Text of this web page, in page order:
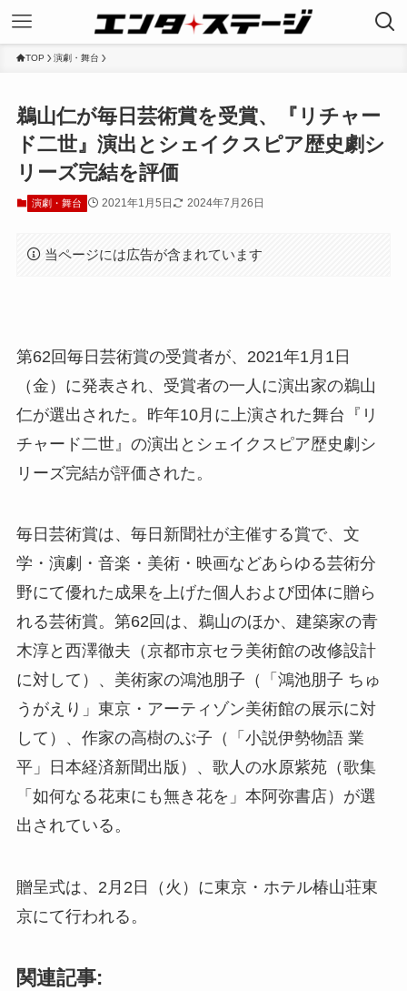
TOP 演劇・舞台
鵜山仁が毎日芸術賞を受賞、『リチャー
ド二世』演出とシェイクスピア歴史劇シ
リーズ完結を評価
演劇・舞台 2021年1月5日 2024年7月26日
当ページには広告が含まれています
第62回毎日芸術賞の受賞者が、2021年1月1日
（金）に発表され、受賞者の一人に演出家の鵜山
仁が選出された。昨年10月に上演された舞台『リ
チャード二世』の演出とシェイクスピア歴史劇シ
リーズ完結が評価された。
毎日芸術賞は、毎日新聞社が主催する賞で、文
学・演劇・音楽・美術・映画などあらゆる芸術分
野にて優れた成果を上げた個人および団体に贈ら
れる芸術賞。第62回は、鵜山のほか、建築家の青
木淳と西澤徹夫（京都市京セラ美術館の改修設計
に対して）、美術家の鴻池朋子（「鴻池朋子 ちゅ
うがえり」東京・アーティゾン美術館の展示に対
して）、作家の高樹のぶ子（「小説伊勢物語 業
平」日本経済新聞出版）、歌人の水原紫苑（歌集
「如何なる花束にも無き花を」本阿弥書店）が選
出されている。
贈呈式は、2月2日（火）に東京・ホテル椿山荘東
京にて行われる。
関連記事: